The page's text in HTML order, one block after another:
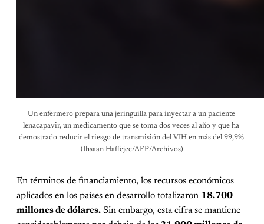
Un enfermero prepara una jeringuilla para inyectar a un paciente
lenacapavir, un medicamento que se toma dos veces al año y que ha
demostrado reducir el riesgo de transmisión del VIH en más del 99,9%
(Ihsaan Haffejee/AFP/Archivos)
En términos de financiamiento, los recursos económicos
aplicados en los países en desarrollo totalizaron 18.700
millones de dólares. Sin embargo, esta cifra se mantiene